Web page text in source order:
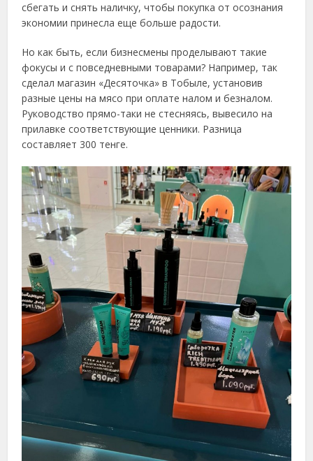
сбегать и снять наличку, чтобы покупка от осознания
экономии принесла еще больше радости.
Но как быть, если бизнесмены проделывают такие
фокусы и с повседневными товарами? Например, так
сделал магазин «Десяточка» в Тобыле, установив
разные цены на мясо при оплате налом и безналом.
Руководство прямо-таки не стесняясь, вывесило на
прилавке соответствующие ценники. Разница
составляет 300 тенге.